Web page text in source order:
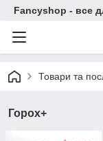
Fancyshop - все
Товари та
Горох+